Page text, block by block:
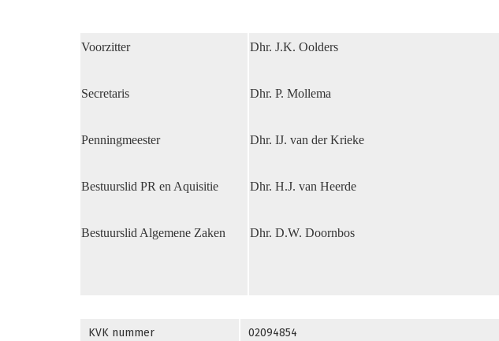
Voorzitter Dhr. J.K. Oolders
Secretaris Dhr. P. Mollema
Penningmeester Dhr. IJ. van der Krieke
Bestuurslid PR en Aquisitie Dhr. H.J. van Heerde
Bestuurslid Algemene Zaken Dhr. D.W. Doornbos
KVK nummer 02094854